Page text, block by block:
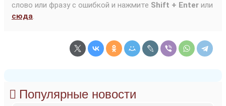
слово или фразу с ошибкой и нажмите Shift + Enter или
сюда.
Популярные новости